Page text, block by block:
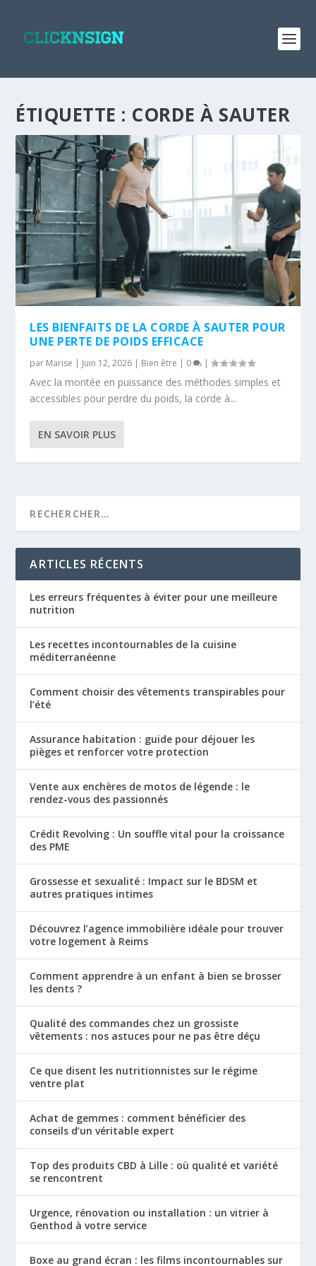
ÉTIQUETTE : CORDE À SAUTER
LES BIENFAITS DE LA CORDE À SAUTER POUR
UNE PERTE DE POIDS EFFICACE
par Marise | Juin 12, 2026 | Bien être | 0 |
Avec la montée en puissance des méthodes simples et
accessibles pour perdre du poids, la corde à...
EN SAVOIR PLUS
ARTICLES RÉCENTS
Les erreurs fréquentes à éviter pour une meilleure
nutrition
Les recettes incontournables de la cuisine
méditerranéenne
Comment choisir des vêtements transpirables pour
l’été
Assurance habitation : guide pour déjouer les
pièges et renforcer votre protection
Vente aux enchères de motos de légende : le
rendez-vous des passionnés
Crédit Revolving : Un souffle vital pour la croissance
des PME
Grossesse et sexualité : Impact sur le BDSM et
autres pratiques intimes
Découvrez l’agence immobilière idéale pour trouver
votre logement à Reims
Comment apprendre à un enfant à bien se brosser
les dents ?
Qualité des commandes chez un grossiste
vêtements : nos astuces pour ne pas être déçu
Ce que disent les nutritionnistes sur le régime
ventre plat
Achat de gemmes : comment bénéficier des
conseils d’un véritable expert
Top des produits CBD à Lille : où qualité et variété
se rencontrent
Urgence, rénovation ou installation : un vitrier à
Genthod à votre service
Boxe au grand écran : les films incontournables sur